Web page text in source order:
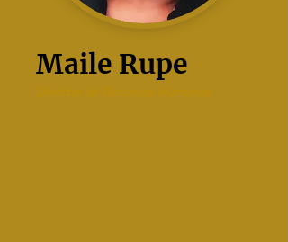
Maile Rupe
Director de Recursos Humanos